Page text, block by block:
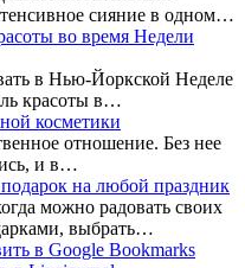
сияние в одном…
во время Недели
в Нью-Йоркской Неделе
красоты в…
косметики
отношение. Без нее
и в…
на любой праздник
можно радовать своих
выбрать…